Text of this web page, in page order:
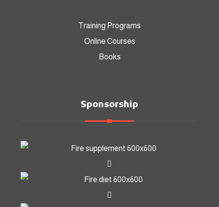
Training Programs
Online Courses
Books
Sponsorship